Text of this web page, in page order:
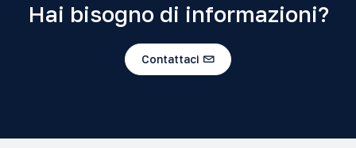
Hai bisogno di informazioni?
Contattaci